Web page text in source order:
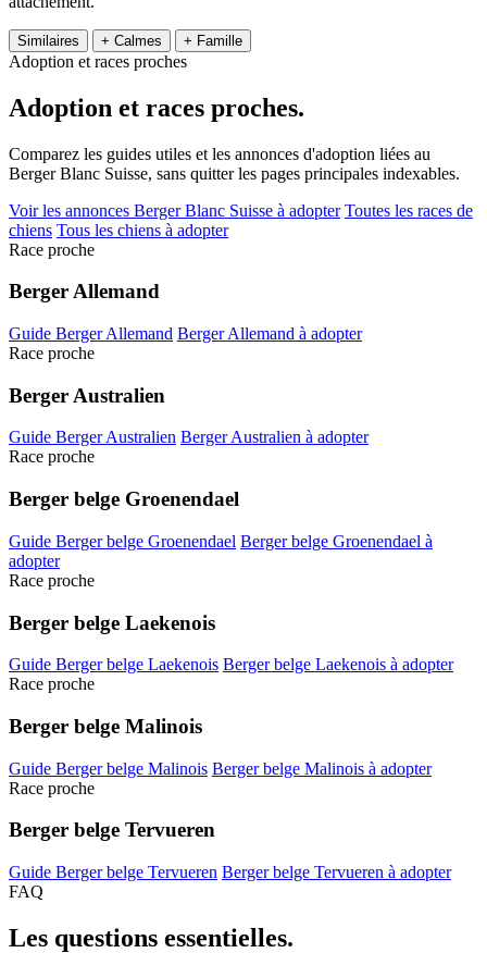
Similaires + Calmes + Famille
Adoption et races proches
Adoption et races proches.
Comparez les guides utiles et les annonces d'adoption liées au
Berger Blanc Suisse, sans quitter les pages principales indexables.
Voir les annonces Berger Blanc Suisse à adopter Toutes les races de
chiens Tous les chiens à adopter
Race proche
Berger Allemand
Guide Berger Allemand Berger Allemand à adopter
Race proche
Berger Australien
Guide Berger Australien Berger Australien à adopter
Race proche
Berger belge Groenendael
Guide Berger belge Groenendael Berger belge Groenendael à
adopter
Race proche
Berger belge Laekenois
Guide Berger belge Laekenois Berger belge Laekenois à adopter
Race proche
Berger belge Malinois
Guide Berger belge Malinois Berger belge Malinois à adopter
Race proche
Berger belge Tervueren
Guide Berger belge Tervueren Berger belge Tervueren à adopter
FAQ
Les questions essentielles.